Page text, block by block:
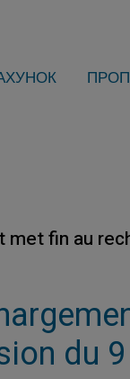
met fin au
du